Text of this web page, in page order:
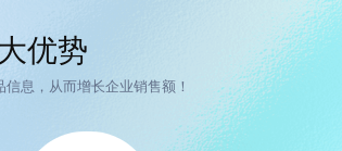
优势
息，从而增长企业销售额！